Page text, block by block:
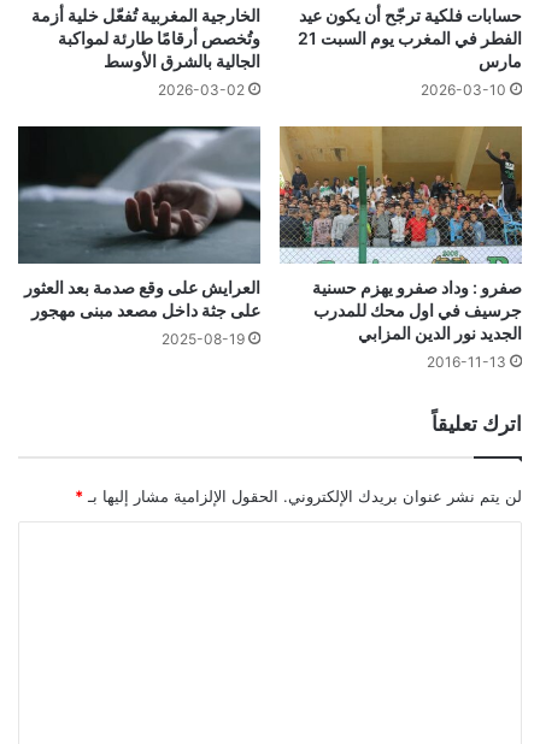
حسابات فلكية ترجّح أن يكون عيد
الفطر في المغرب يوم السبت 21
مارس
2026-03-10
الخارجية المغربية تُفعّل خلية أزمة
وتُخصص أرقامًا طارئة لمواكبة
الجالية بالشرق الأوسط
2026-03-02
صفرو : وداد صفرو يهزم حسنية
جرسيف في اول محك للمدرب
الجديد نور الدين المزابي
2016-11-13
العرايش على وقع صدمة بعد العثور
على جثة داخل مصعد مبنى مهجور
2025-08-19
اترك تعليقاً
لن يتم نشر عنوان بريدك الإلكتروني. الحقول الإلزامية مشار إليها بـ *